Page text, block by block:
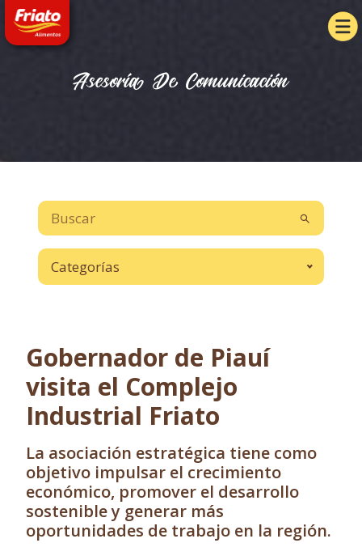
Asesoría De Comunicación
Categorías
Gobernador de Piauí
visita el Complejo
Industrial Friato
La asociación estratégica tiene como
objetivo impulsar el crecimiento
económico, promover el desarrollo
sostenible y generar más
oportunidades de trabajo en la región.